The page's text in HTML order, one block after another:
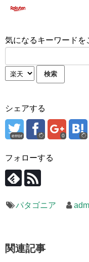
気になるキーワード
シェアする
error 0
フォローする
パタゴニア
関連記事